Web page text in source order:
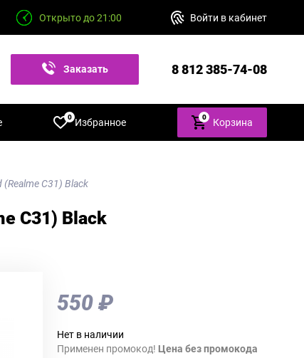
Открыто до 21:00 Войти в кабинет
Заказать 8 812 385-74-08
Избранное
0 0 Корзина
(Realme C31) Black
C31) Black
550 ₽
Нет в наличии
Применен промокод! Цена без промокода